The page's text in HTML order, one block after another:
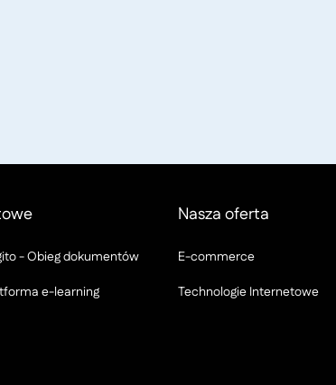
- Obieg dokumentów
e-learning
Nasza oferta
E-commerce
Technologie Internetowe